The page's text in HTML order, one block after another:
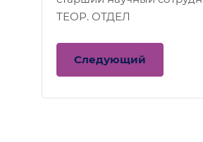
ТЕОР. ОТДЕЛ
Следующий